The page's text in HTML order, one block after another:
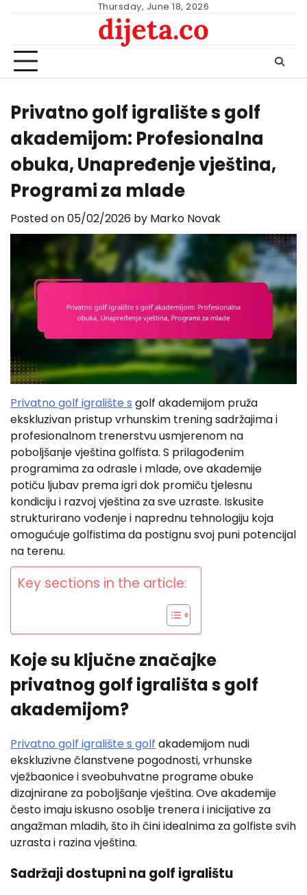
Thursday, June 18, 2026
dijeta.co
Privatno golf igralište s golf
akademijom: Profesionalna
obuka, Unapređenje vještina,
Programi za mlade
Posted on05/02/2026 by Marko Novak
Privatno golf igralište s golf akademijom pruža
ekskluzivan pristup vrhunskim trening sadržajima i
profesionalnom trenerstvu usmjerenom na
poboljšanje vještina golfista. S prilagođenim
programima za odrasle i mlade, ove akademije
potiču ljubav prema igri dok promiču tjelesnu
kondiciju i razvoj vještina za sve uzraste. Iskusite
strukturirano vođenje i naprednu tehnologiju koja
omogućuje golfistima da postignu svoj puni potencijal
na terenu.
Key sections in the article:
Koje su ključne značajke
privatnog golf igrališta s golf
akademijom?
Privatno golf igralište s golf akademijom nudi
ekskluzivne članstvene pogodnosti, vrhunske
vježbaonice i sveobuhvatne programe obuke
dizajnirane za poboljšanje vještina. Ove akademije
često imaju iskusno osoblje trenera i inicijative za
angažman mladih, što ih čini idealnima za golfiste svih
uzrasta i razina vještina.
Sadržaji dostupni na golf igralištu